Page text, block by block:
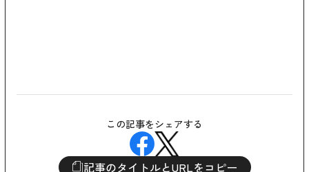
この記事をシェアする
記事のタイトルとURLをコピー